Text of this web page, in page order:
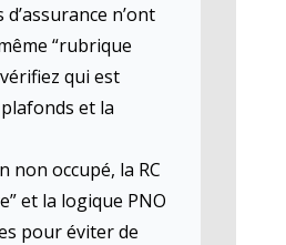
n’ont
“rubrique
qui est
et la
non occupé, la RC
et la logique PNO
pour éviter de